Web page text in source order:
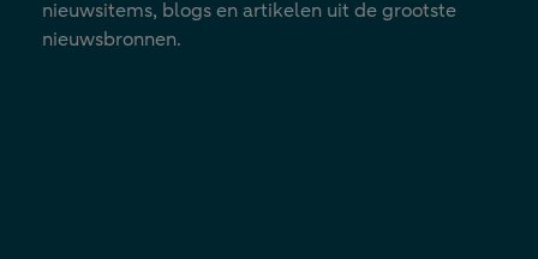
nieuwsitems, blogs en artikelen uit de grootste
nieuwsbronnen.